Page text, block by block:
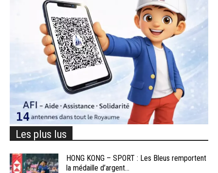
Les plus lus
HONG KONG – SPORT : Les Bleus remportent
la médaille d’argent...